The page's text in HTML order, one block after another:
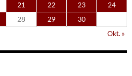
21 22 23
24
28 29
30
Okt. »